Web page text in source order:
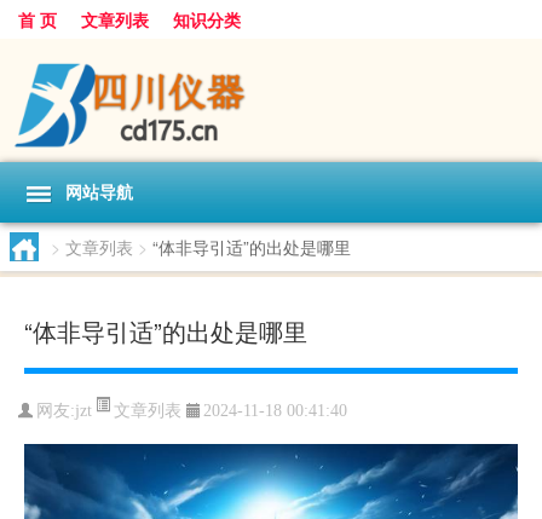
首 页 文章列表 知识分类
网站导航
> 文章列表 > “体非导引适”的出处是哪里
“体非导引适”的出处是哪里
网友:jzt 文章列表 2024-11-18 00:41:40